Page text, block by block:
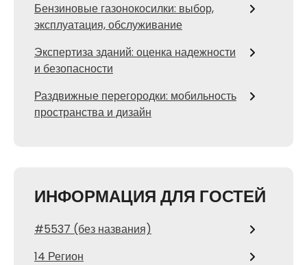
Бензиновые газонокосилки: выбор,
эксплуатация, обслуживание
Экспертиза зданий: оценка надежности
и безопасности
Раздвижные перегородки: мобильность
пространства и дизайн
ИНФОРМАЦИЯ ДЛЯ ГОСТЕЙ
#5537 (без названия)
14 Регион